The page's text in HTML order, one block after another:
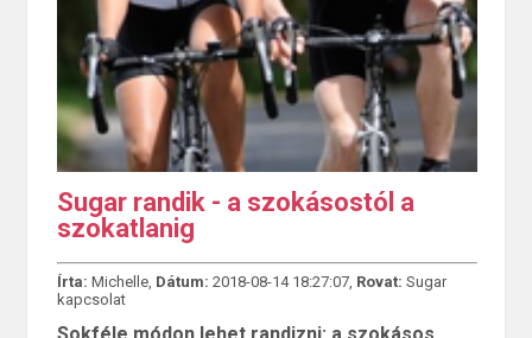
Sugar randik - a szokásostól a
szokatlanig
Írta: Michelle, Dátum: 2018-08-14 18:27:07, Rovat: Sugar
kapcsolat